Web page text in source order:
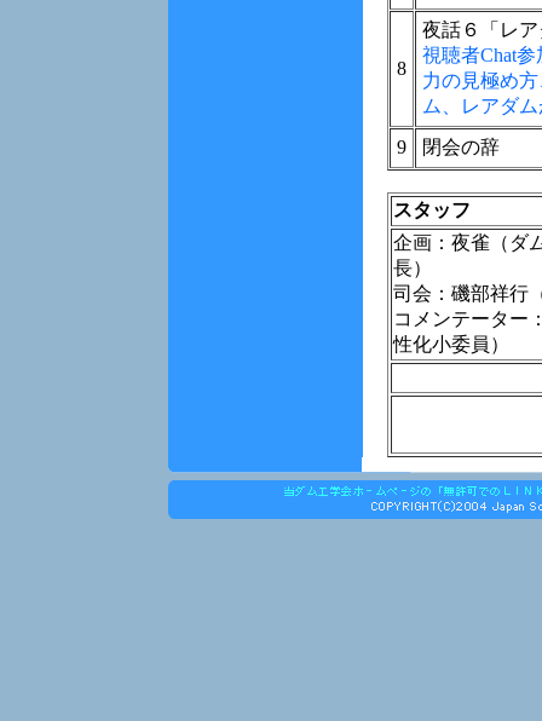
8
夜話６「レ
視聴者Chat
力の見極め
ム、レアダ
9
閉会の辞
スタッフ
企画：夜雀（ダ
長）
司会：磯部祥行
コメンテーター
性化小委員）